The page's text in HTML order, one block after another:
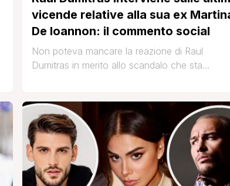
vicende relative alla sua ex
De Ioannon: il commento social
Non poteva mancare la reazione di Raul
Dumitras in merito allo scandalo che sta
il reality delle tentazioni che lo aveva visto
protagonista insieme all’ex tronista qualche
edizione fa, incalzato da un suo follower, si è
lasciato andare a un [']